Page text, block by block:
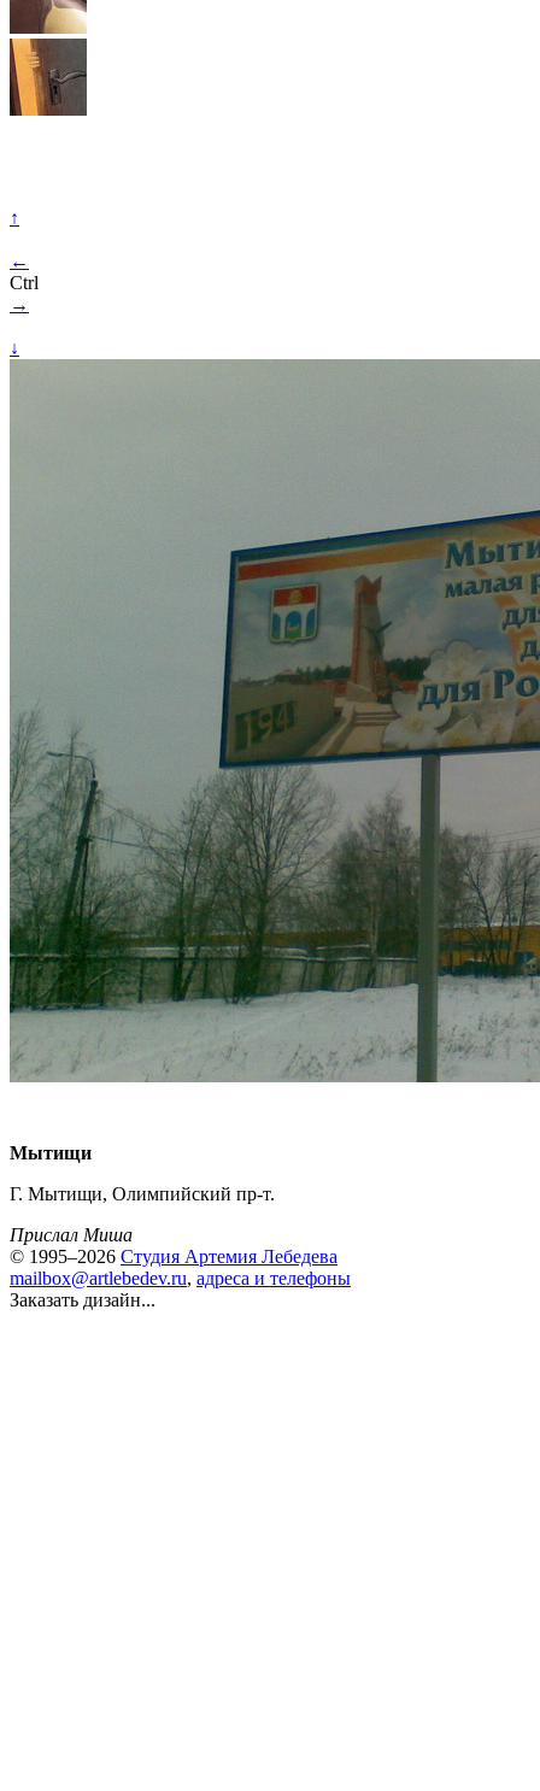
↑
←
Ctrl
→
↓
Мытищи
Г. Мытищи, Олимпийский пр-т.
Прислал Миша
© 1995–2026 Студия Артемия Лебедева
mailbox@artlebedev.ru, адреса и телефоны
Заказать дизайн...